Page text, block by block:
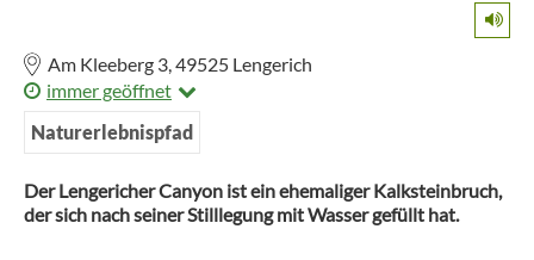
Am Kleeberg 3,49525 Lengerich
immer geöffnet
Naturerlebnispfad
Der Lengericher Canyon ist ein ehemaliger Kalksteinbruch,
der sich nach seiner Stilllegung mit Wasser gefüllt hat.